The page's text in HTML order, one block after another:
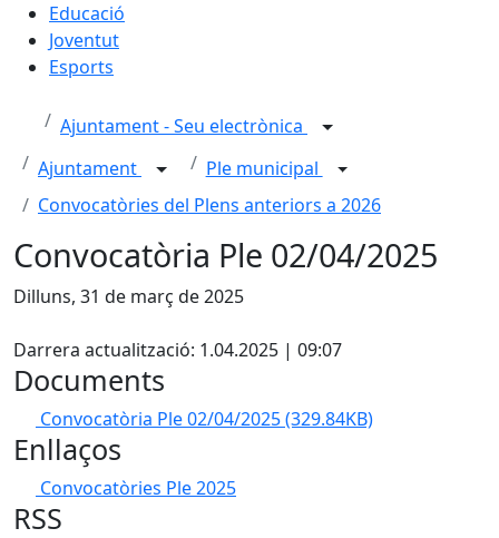
Educació
Joventut
Esports
Ajuntament - Seu electrònica
Ajuntament
Ple municipal
Convocatòries del Plens anteriors a 2026
Convocatòria Ple 02/04/2025
Dilluns, 31 de març de 2025
Darrera actualització: 1.04.2025 | 09:07
Documents
Convocatòria Ple 02/04/2025(329.84KB)
Enllaços
Convocatòries Ple 2025
RSS